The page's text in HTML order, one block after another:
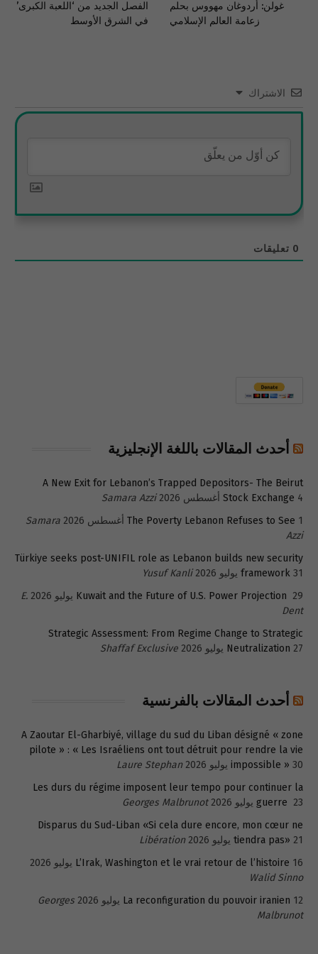
غولن: أردوغان مهووس بحلم
زعامة العالم الإسلامي
الفصل الجديد من ‘اللعبة الكبرى’
في الشرق الأوسط
الاشتراك
0 تعليقات
أحدث المقالات باللغة الإنجليزية
A New Exit for Lebanon’s Trapped Depositors- The Beirut
Stock Exchange 4 أغسطس 2026
Samara Azzi
The Poverty Lebanon Refuses to See 1 أغسطس 2026
Samara
Azzi
Türkiye seeks post-UNIFIL role as Lebanon builds new security
framework 31 يوليو 2026
Yusuf Kanli
Kuwait and the Future of U.S. Power Projection 29 يوليو 2026
E.
Dent
Strategic Assessment: From Regime Change to Strategic
Neutralization 27 يوليو 2026 Shaffaf Exclusive
أحدث المقالات بالفرنسية
A Zaoutar El-Gharbiyé, village du sud du Liban désigné « zone
pilote » : « Les Israéliens ont tout détruit pour rendre la vie
impossible » 30 يوليو 2026
Laure Stephan
Les durs du régime imposent leur tempo pour continuer la
guerre 23 يوليو 2026
Georges Malbrunot
Disparus du Sud-Liban «Si cela dure encore, mon cœur ne
tiendra pas» 21 يوليو 2026
Libération
L’Irak, Washington et le vrai retour de l’histoire 16 يوليو 2026
Walid Sinno
La reconfiguration du pouvoir iranien 12 يوليو 2026
Georges
Malbrunot